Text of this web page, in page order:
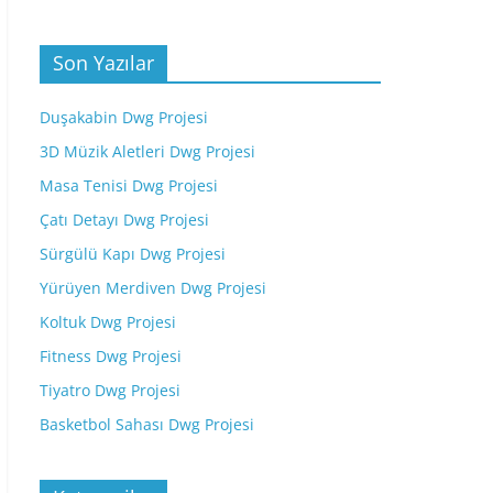
Son Yazılar
Duşakabin Dwg Projesi
3D Müzik Aletleri Dwg Projesi
Masa Tenisi Dwg Projesi
Çatı Detayı Dwg Projesi
Sürgülü Kapı Dwg Projesi
Yürüyen Merdiven Dwg Projesi
Koltuk Dwg Projesi
Fitness Dwg Projesi
Tiyatro Dwg Projesi
Basketbol Sahası Dwg Projesi